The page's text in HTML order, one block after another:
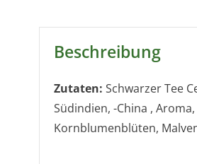
Beschreibung
Zutaten: Schwarzer Tee
Südindien, -China , Aroma,
Kornblumenblüten,